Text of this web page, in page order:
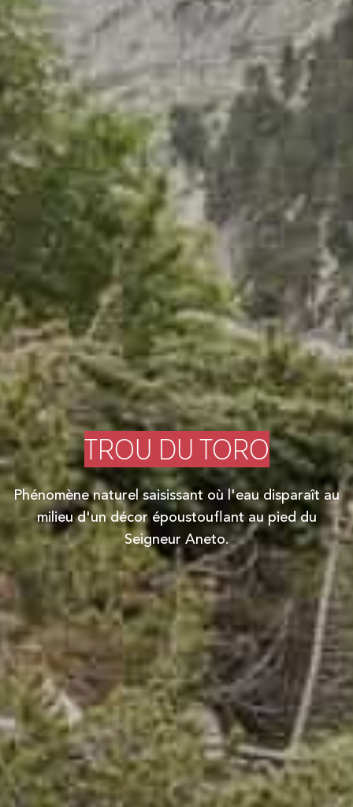
TROU DU TORO
Phénomène naturel saisissant où l'eau disparaît au
milieu d'un décor époustouflant au pied du
Seigneur Aneto.